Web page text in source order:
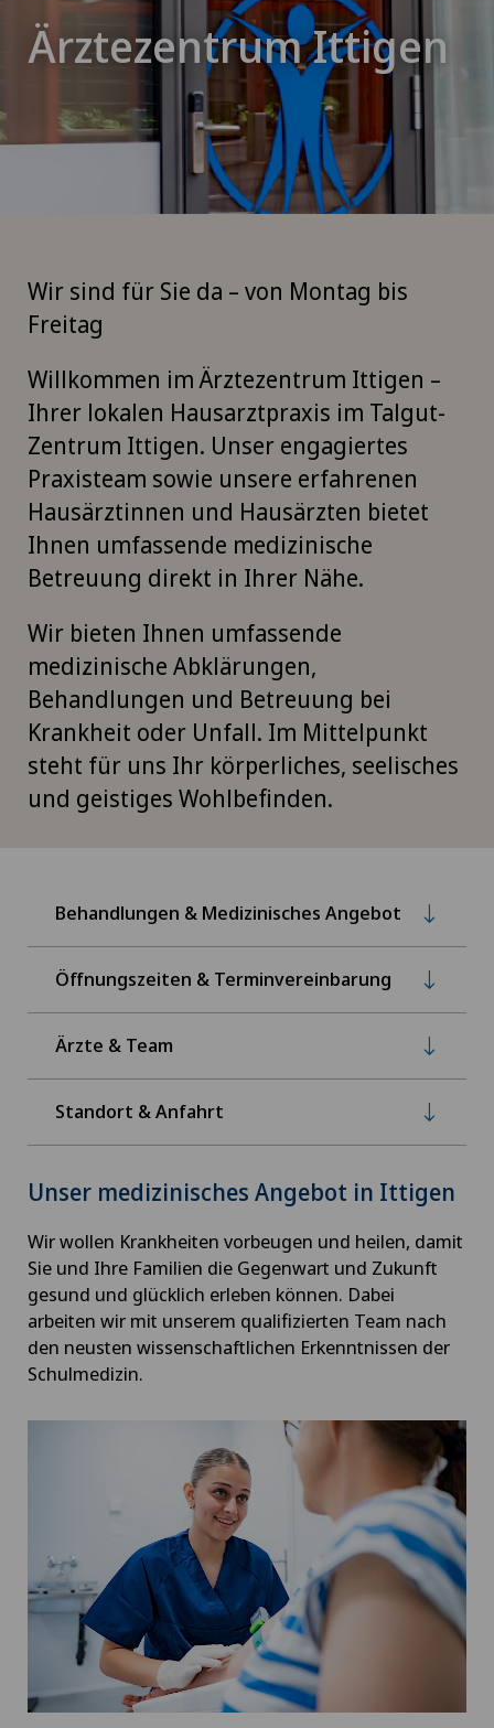
Ärztezentrum Ittigen
Wir sind für Sie da – von Montag bis
Freitag
Willkommen im Ärztezentrum Ittigen –
Ihrer lokalen Hausarztpraxis im Talgut-
Zentrum Ittigen. Unser engagiertes
Praxisteam sowie unsere erfahrenen
Hausärztinnen und Hausärzten bietet
Ihnen umfassende medizinische
Betreuung direkt in Ihrer Nähe.
Wir bieten Ihnen umfassende
medizinische Abklärungen,
Behandlungen und Betreuung bei
Krankheit oder Unfall. Im Mittelpunkt
steht für uns Ihr körperliches, seelisches
und geistiges Wohlbefinden.
Behandlungen & Medizinisches Angebot
Öffnungszeiten & Terminvereinbarung
Ärzte & Team
Standort & Anfahrt
Unser medizinisches Angebot in Ittigen
Wir wollen Krankheiten vorbeugen und heilen, damit
Sie und Ihre Familien die Gegenwart und Zukunft
gesund und glücklich erleben können. Dabei
arbeiten wir mit unserem qualifizierten Team nach
den neusten wissenschaftlichen Erkenntnissen der
Schulmedizin.